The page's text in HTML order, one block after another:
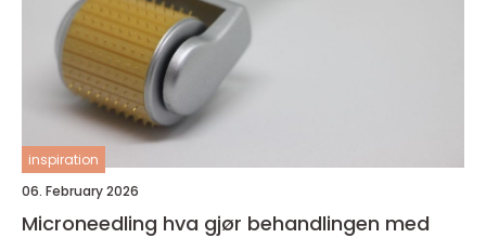
inspiration
06. February 2026
Microneedling hva gjør behandlingen med